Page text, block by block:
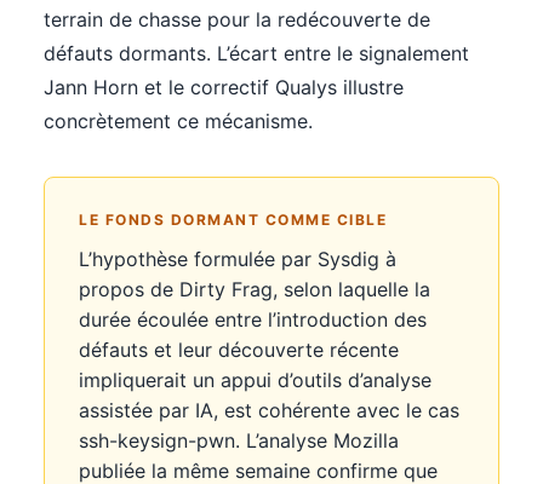
terrain de chasse pour la redécouverte de
défauts dormants. L’écart entre le signalement
Jann Horn et le correctif Qualys illustre
concrètement ce mécanisme.
LE FONDS DORMANT COMME CIBLE
L’hypothèse formulée par Sysdig à
propos de Dirty Frag, selon laquelle la
durée écoulée entre l’introduction des
défauts et leur découverte récente
impliquerait un appui d’outils d’analyse
assistée par IA, est cohérente avec le cas
ssh-keysign-pwn. L’analyse Mozilla
publiée la même semaine confirme que